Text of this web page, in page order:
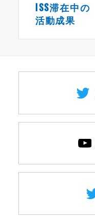
ISS滞在中の
活動成果